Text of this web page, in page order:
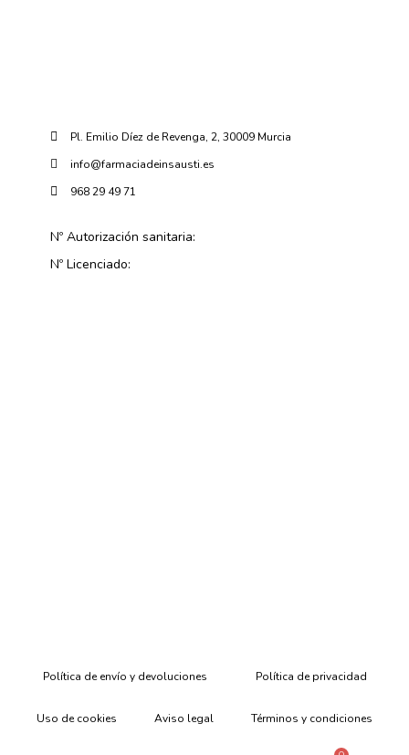
Pl. Emilio Díez de Revenga, 2, 30009 Murcia
info@farmaciadeinsausti.es
968 29 49 71
Nº Autorización sanitaria:
Nº Licenciado:
Política de envío y devoluciones Política de privacidad
Uso de cookies Aviso legal Términos y condiciones